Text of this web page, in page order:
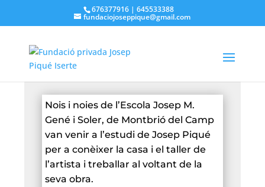
676377916 | 645533388
fundaciojoseppique@gmail.com
Nois i noies de l’Escola Josep M.
Gené i Soler, de Montbrió del Camp
van venir a l’estudi de Josep Piqué
per a conèixer la casa i el taller de
l’artista i treballar al voltant de la
seva obra.